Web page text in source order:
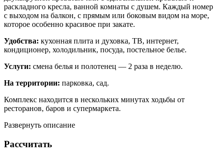
раскладного кресла, ванной комнаты с душем. Каждый номер
с выходом на балкон, с прямым или боковым видом на море,
которое особенно красивое при закате.
Удобства: кухонная плита и духовка, ТВ, интернет,
кондиционер, холодильник, посуда, постельное белье.
Услуги: смена белья и полотенец — 2 раза в неделю.
На территории: парковка, сад.
Комплекс находится в нескольких минутах ходьбы от
ресторанов, баров и супермаркета.
Развернуть описание
Рассчитать